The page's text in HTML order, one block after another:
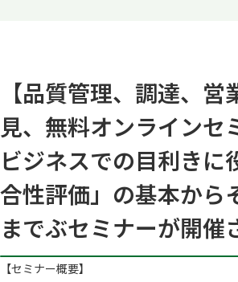
【品質管理、調達、営
見、無料オンラインセ
ビジネスでの目利きに
合性評価」の基本から
までぶセミナーが開催
【セミナー概要】